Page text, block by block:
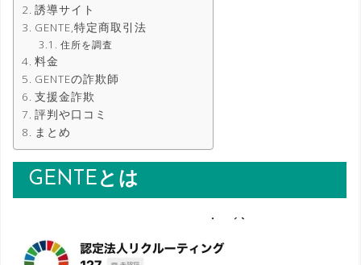
誘導サイト
GENTE,特定商取引法
住所を調査
料金
GENTEの詐欺師
支援金詐欺
評判や口コミ
まとめ
GENTEとは